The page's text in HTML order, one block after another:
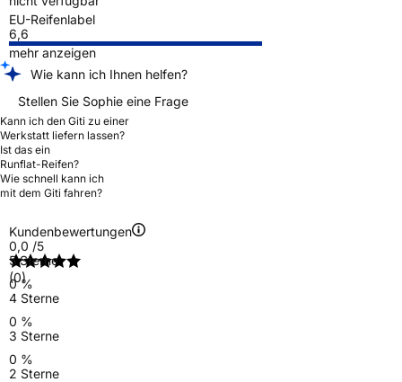
EU-Reifenlabel
6,6
mehr anzeigen
Wie kann ich Ihnen helfen?
Stellen Sie Sophie eine Frage
Kann ich den Giti zu einer
Werkstatt liefern lassen?
Ist das ein
Runflat-Reifen?
Wie schnell kann ich
mit dem Giti fahren?
Kundenbewertungen
0,0 /5
(0)
5 Sterne
0 %
4 Sterne
0 %
3 Sterne
0 %
2 Sterne